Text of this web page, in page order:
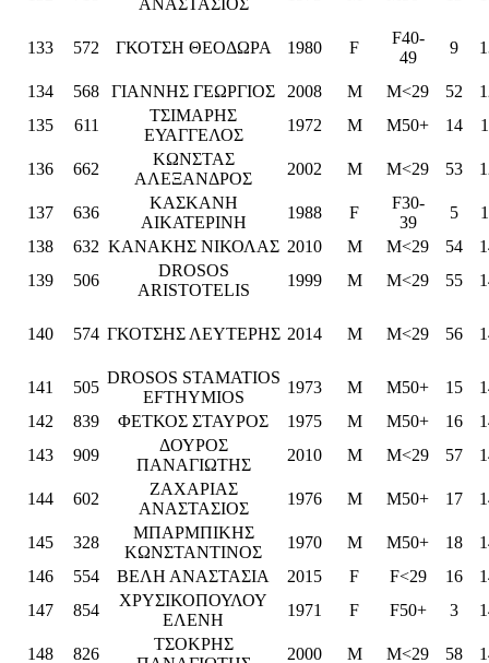
133 572 ΓΚΟΤΣΗ ΘΕΟΔΩΡΑ 1980 F
F40-
49
9
134 568 ΓΙΑΝΝΗΣ ΓΕΩΡΓΙΟΣ 2008 M M<29 52
135
611
ΤΣΙΜΑΡΗΣ
ΕΥΑΓΓΕΛΟΣ
1972 M M50+ 14
136 662
ΚΩΝΣΤΑΣ
ΑΛΕΞΑΝΔΡΟΣ
2002 M M<29 53
137 636
ΚΑΣΚΑΝΗ
ΑΙΚΑΤΕΡΙΝΗ
1988 F
F30-
39
5
138
632 ΚΑΝΑΚΗΣ ΝΙΚΟΛΑΣ 2010 M M<29 54
139
506
DROSOS
ARISTOTELIS
1999 M M<29 55
140 574 ΓΚΟΤΣΗΣ ΛΕΥΤΕΡΗΣ 2014 M M<29 56
141 505
DROSOS STAMATIOS
EFTHYMIOS
1973 M M50+ 15
142
839 ΦΕΤΚΟΣ ΣΤΑΥΡΟΣ 1975 M M50+ 16
143
909
ΔΟΥΡΟΣ
ΠΑΝΑΓΙΩΤΗΣ
2010 M M<29 57
144 602
ΖΑΧΑΡΙΑΣ
ΑΝΑΣΤΑΣΙΟΣ
1976 M M50+ 17
145 328
ΜΠΑΡΜΠΙΚΗΣ
ΚΩΝΣΤΑΝΤΙΝΟΣ
1970 M M50+ 18
146
554 ΒΕΛΗ ΑΝΑΣΤΑΣΙΑ 2015 F F<29 16
147
854
ΧΡΥΣΙΚΟΠΟΥΛΟΥ
ΕΛΕΝΗ
1971 F F50+ 3
148 826
ΤΣΟΚΡΗΣ
2000 M M<29 58